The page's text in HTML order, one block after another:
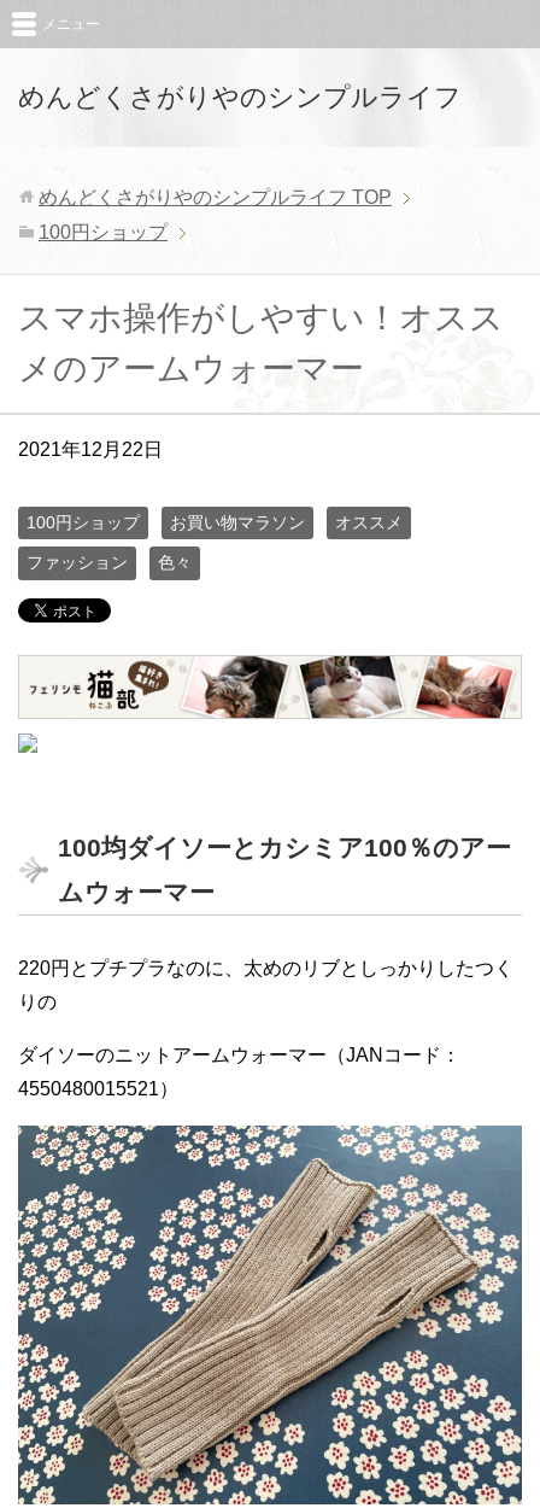
めんどくさがりやのシンプルライフ
メニュー
めんどくさがりやのシンプルライフ TOP
100円ショップ
スマホ操作がしやすい！オスス
メのアームウォーマー
2021年12月22日
100円ショップ お買い物マラソン オススメ
ファッション 色々
100均ダイソーとカシミア100％のアー
ムウォーマー
220円とプチプラなのに、太めのリブとしっかりしたつく
りの
ダイソーのニットアームウォーマー（JANコード：
4550480015521）